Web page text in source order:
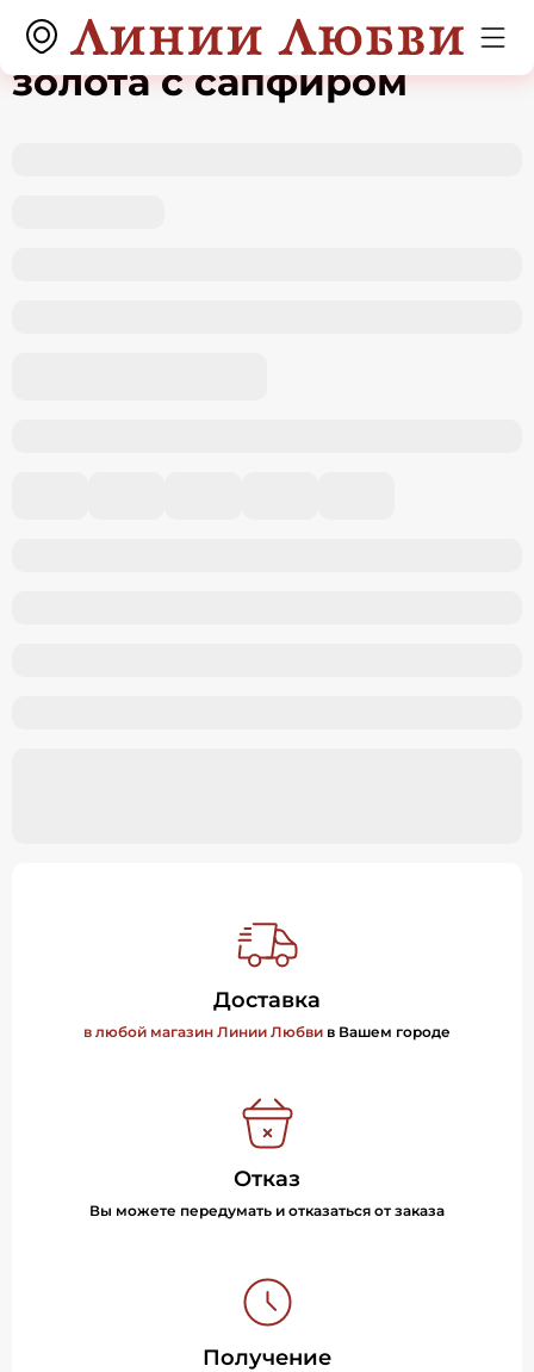
Серьги из красного
золота с сапфиром
Доставка
в любой магазин Линии Любви в Вашем городе
Отказ
Вы можете передумать и отказаться от заказа
Получение